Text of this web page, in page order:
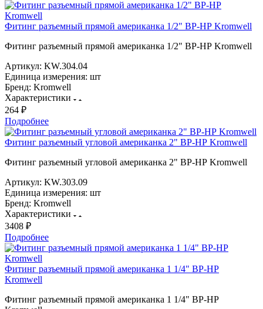
Фитинг разъемный прямой американка 1/2" ВР-НР Kromwell
Фитинг разъемный прямой американка 1/2" ВР-НР Kromwell
Артикул: KW.304.04
Единица измерения: шт
Бренд: Kromwell
Характеристики
264 ₽
Подробнее
Фитинг разъемный угловой американка 2" ВР-НР Kromwell
Фитинг разъемный угловой американка 2" ВР-НР Kromwell
Артикул: KW.303.09
Единица измерения: шт
Бренд: Kromwell
Характеристики
3408 ₽
Подробнее
Фитинг разъемный прямой американка 1 1/4" ВР-НР
Kromwell
Фитинг разъемный прямой американка 1 1/4" ВР-НР